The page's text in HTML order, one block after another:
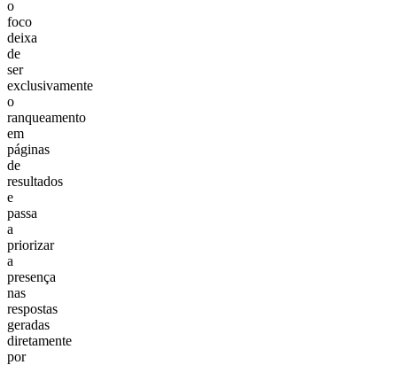
o
foco
deixa
de
ser
exclusivamente
o
ranqueamento
em
páginas
de
resultados
e
passa
a
priorizar
a
presença
nas
respostas
geradas
diretamente
por